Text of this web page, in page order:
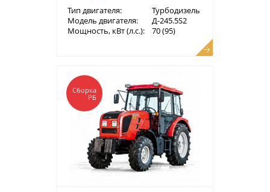
Тип двигателя:
Турбодизель
Модель двигателя:
Д-245.5S2
Мощность, кВт (л.с.):
70 (95)
Сборка
РБ